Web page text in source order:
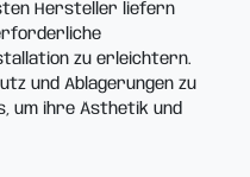
Hersteller liefern
zu erleichtern.
und Ablagerungen zu
um ihre Ästhetik und